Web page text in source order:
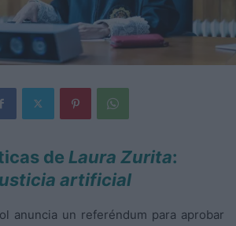
de Laura Zurita:
artificial
anuncia un referéndum para aprobar